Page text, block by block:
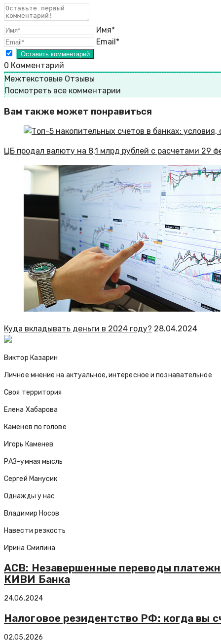
Имя*
Email*
0 Комментарий
Межтекстовые Отзывы
Посмотреть все комментарии
Вам также может понравиться
ЦБ продал валюту на 8,1 млрд рублей с расчетами 29
Куда вкладывать деньги в 2024 году? 28.04.2024
Виктор Казарин
Личное мнение на актуальное, интересное и познавательное
Своя территория
Елена Хабарова
Каменев по голове
Игорь Каменев
РАЗ-умная мысль
Сергей Манусик
Однажды у нас
Владимир Носов
Навести резкость
Ирина Смилина
АСВ: Незавершенные переводы
КИВИ Банка
24.06.2024
Налоговое резидентство РФ: когда вы
02.05.2026